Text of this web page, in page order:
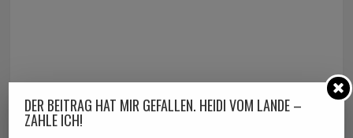
DER BEITRAG HAT MIR GEFALLEN. HEIDI VOM LANDE –
ZAHLE ICH!